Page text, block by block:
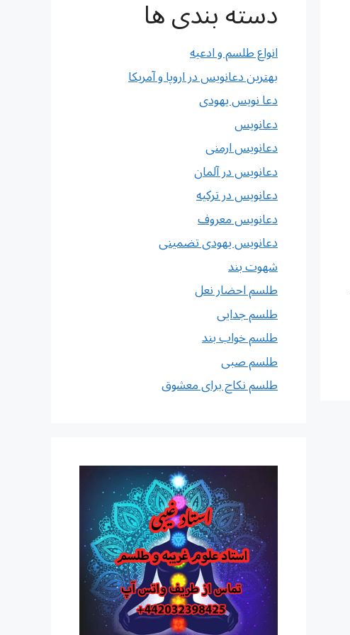
دسته بندی ها
انواع طلسم و ادعیه
بهترین دعانویس در اروپا و آمریکا
دعا نویس یهودی
دعانویس
دعانویس ارمنی
دعانویس در آلمان
دعانویس در ترکیه
دعانویس معروف
دعانویس یهودی تضمینی
شهوت بند
طلسم احضار نعل
طلسم جدایی
طلسم خواب بند
طلسم صبی
طلسم نکاح برای معشوق